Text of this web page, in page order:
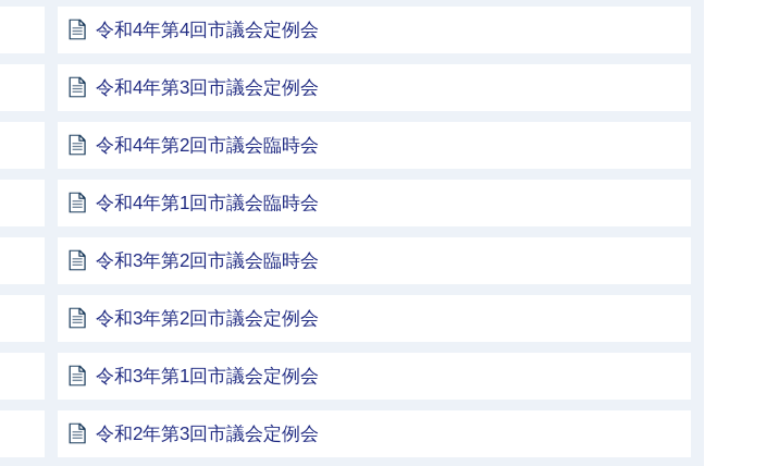
令和4年第4回市議会定例会
令和4年第3回市議会定例会
令和4年第2回市議会臨時会
令和4年第1回市議会臨時会
令和3年第2回市議会臨時会
令和3年第2回市議会定例会
令和3年第1回市議会定例会
令和2年第3回市議会定例会